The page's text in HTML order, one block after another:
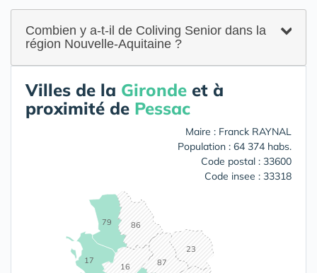
Combien y a-t-il de Coliving Senior dans la
région Nouvelle-Aquitaine ?
Villes de la Gironde et à
proximité de Pessac
Maire : Franck RAYNAL
Population : 64 374 habs.
Code postal : 33600
Code insee : 33318
16
17
23
79 86
87